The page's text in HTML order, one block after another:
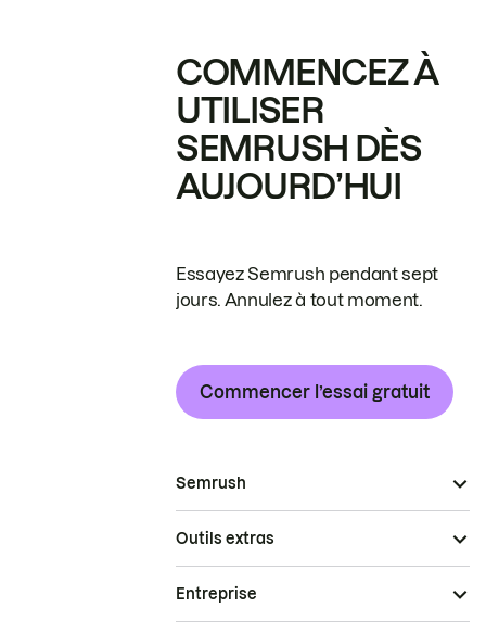
COMMENCEZ À
UTILISER
SEMRUSH DÈS
AUJOURD’HUI
Essayez Semrush pendant sept
jours. Annulez à tout moment.
Commencer l’essai gratuit
Semrush
Outils extras
Entreprise